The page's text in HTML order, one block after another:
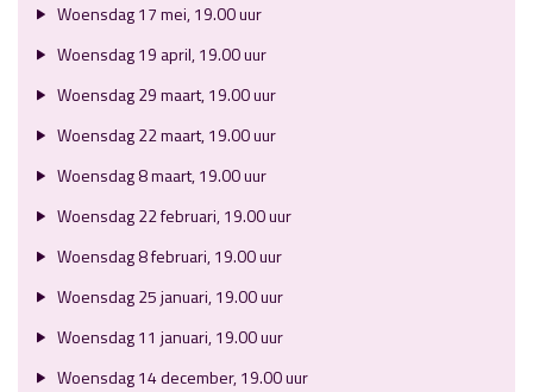
Woensdag 17 mei, 19.00 uur
Woensdag 19 april, 19.00 uur
Woensdag 29 maart, 19.00 uur
Woensdag 22 maart, 19.00 uur
Woensdag 8 maart, 19.00 uur
Woensdag 22 februari, 19.00 uur
Woensdag 8 februari, 19.00 uur
Woensdag 25 januari, 19.00 uur
Woensdag 11 januari, 19.00 uur
Woensdag 14 december, 19.00 uur